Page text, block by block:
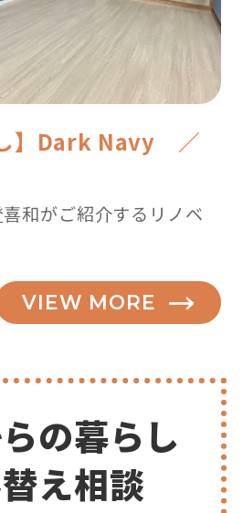
し】Dark Navy ／
和がご紹介するリノベ
VIEW MORE
の暮らし
え相談